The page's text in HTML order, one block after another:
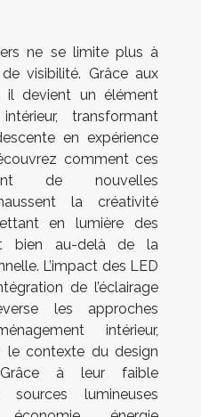
ne se limite plus à
visibilité. Grâce aux
il devient un élément
transformant
en expérience
comment ces
de nouvelles
la créativité
en lumière des
bien au-delà de la
L’impact des LED
de l’éclairage
les approches
intérieur,
le contexte du design
Grâce à leur faible
sources lumineuses